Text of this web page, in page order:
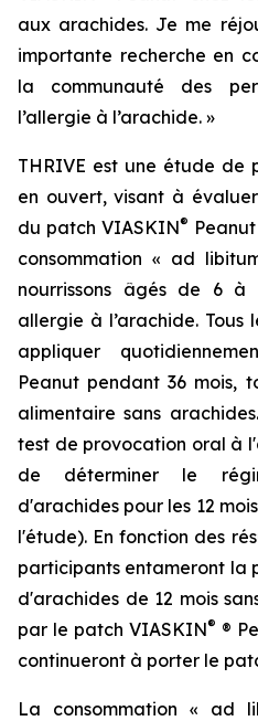
aux arachides. Je me
importante recherche en
la communauté des
l’allergie à l’arachide. »
THRIVE est une étude de
en ouvert, visant à
du patch VIASKIN®
consommation « ad
nourrissons âgés de 6 à
allergie à l’arachide. Tous
appliquer
Peanut pendant 36 mois,
alimentaire sans
test de provocation oral à
de déterminer le
d'arachides pour les 12
l'étude). En fonction des
participants entameront la
d'arachides de 12 mois
par le patch VIASKIN® ®
continueront à porter le
La consommation « ad